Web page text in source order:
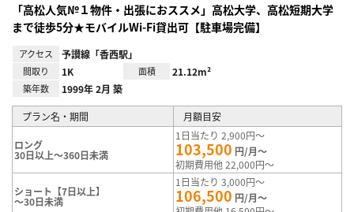
「高松人気№１物件・出張におススメ」高松大学、高松短期大学
まで徒歩5分★モバイルWi-Fi貸出可【駐車場完備】
アクセス 予讃線「香西駅」
間取り 1K 面積 21.12m²
築年数 1999年 2月 築
プラン名・期間 月額目安
ロング
30日以上～360日未満
1日当たり 2,900円～
103,500 円/月～
初期費用他 22,000円～
ショート【7日以上】
～30日未満
1日当たり 3,000円～
106,500 円/月～